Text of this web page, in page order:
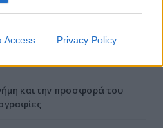
Access Privacy Policy
Σύνορα»
και την προσφορά του